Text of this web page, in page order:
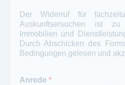
Der Widerruf für
Auskunftsersuchen ist
Immobilien und
Durch Abschicken des
Bedingungen gelesen und
Anrede *